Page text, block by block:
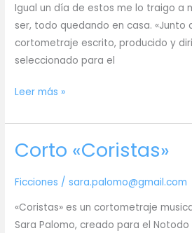
Igual un día de estos me lo traigo a
ser, todo quedando en casa. «Junto
cortometraje escrito, producido y
seleccionado para el
Corto
al
río»
Leer más »
Corto «Coristas»
Ficciones /sara.palomo@gmail.com
«Coristas» es un cortometraje
Sara Palomo, creado para el Notodo